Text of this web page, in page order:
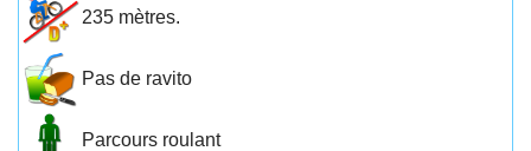
235 mètres.
Pas de ravito
Parcours roulant